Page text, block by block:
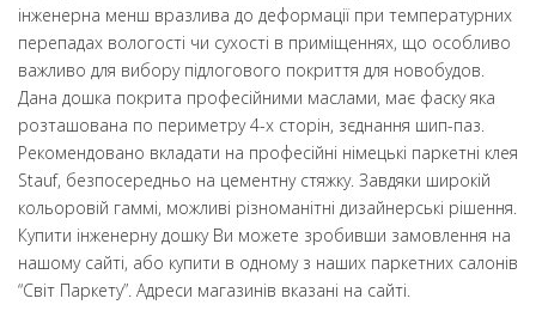
інженерна менш вразлива до деформації при температурних
перепадах вологості чи сухості в приміщеннях, що особливо
важливо для вибору підлогового покриття для новобудов.
Дана дошка покрита професійними маслами, має фаску яка
розташована по периметру 4-х сторін, зєднання шип-паз.
Рекомендовано вкладати на професійні німецькі паркетні клея
Stauf, безпосередньо на цементну стяжку. Завдяки широкій
кольоровій гаммі, можливі різноманітні дизайнерські рішення.
Купити інженерну дошку Ви можете зробивши замовлення на
нашому сайті, або купити в одному з наших паркетних салонів
“Світ Паркету”. Адреси магазинів вказані на сайті.